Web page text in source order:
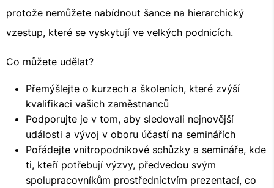
protože nemůžete nabídnout šance na hierarchický
vzestup, které se vyskytují ve velkých podnicích.
Co můžete udělat?
Přemýšlejte o kurzech a školeních, které zvýší
kvalifikaci vašich zaměstnanců
Podporujte je v tom, aby sledovali nejnovější
události a vývoj v oboru účastí na seminářích
Pořádejte vnitropodnikové schůzky a semináře, kde
ti, kteří potřebují výzvy, předvedou svým
spolupracovníkům prostřednictvím prezentací, co